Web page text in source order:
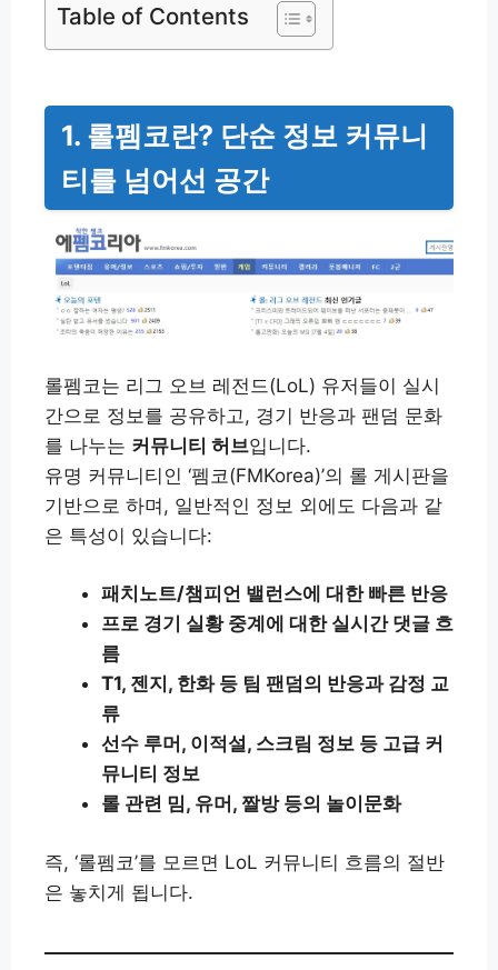
Table of Contents
1. 롤펨코란? 단순 정보 커뮤니
티를 넘어선 공간
롤펨코는 리그 오브 레전드(LoL) 유저들이 실시
간으로 정보를 공유하고, 경기 반응과 팬덤 문화
를 나누는 커뮤니티 허브입니다.
유명 커뮤니티인 ‘펨코(FMKorea)’의 롤 게시판을
기반으로 하며, 일반적인 정보 외에도 다음과 같
은 특성이 있습니다:
패치노트/챔피언 밸런스에 대한 빠른 반응
프로 경기 실황 중계에 대한 실시간 댓글 흐
름
T1, 젠지, 한화 등 팀 팬덤의 반응과 감정 교
류
선수 루머, 이적설, 스크림 정보 등 고급 커
뮤니티 정보
롤 관련 밈, 유머, 짤방 등의 놀이문화
즉, ‘롤펨코’를 모르면 LoL 커뮤니티 흐름의 절반
은 놓치게 됩니다.